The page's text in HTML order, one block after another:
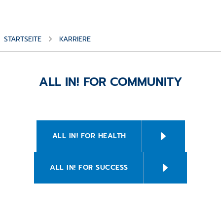
STARTSEITE KARRIERE
ALL IN! FOR COMMUNITY
ALL IN! FOR HEALTH
ALL IN! FOR SUCCESS